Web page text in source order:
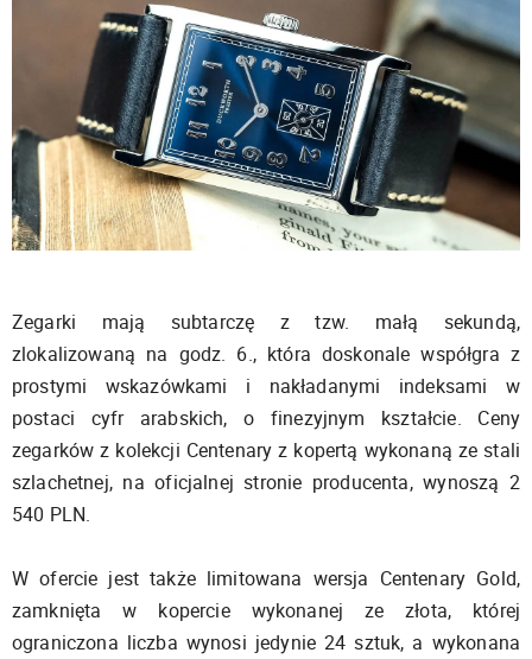
Zegarki mają subtarczę z tzw. małą sekundą,
zlokalizowaną na godz. 6., która doskonale współgra z
prostymi wskazówkami i nakładanymi indeksami w
postaci cyfr arabskich, o finezyjnym kształcie. Ceny
zegarków z kolekcji Centenary z kopertą wykonaną ze stali
szlachetnej, na oficjalnej stronie producenta, wynoszą 2
540 PLN.
W ofercie jest także limitowana wersja Centenary Gold,
zamknięta w kopercie wykonanej ze złota, której
ograniczona liczba wynosi jedynie 24 sztuk, a wykonana